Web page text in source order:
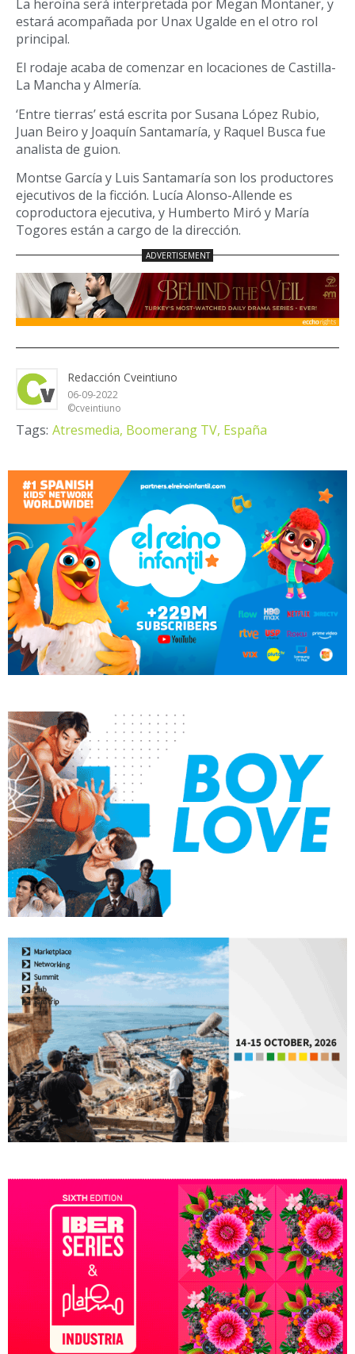
La heroína será interpretada por Megan Montaner, y
estará acompañada por Unax Ugalde en el otro rol
principal.
El rodaje acaba de comenzar en locaciones de Castilla-
La Mancha y Almería.
‘Entre tierras’ está escrita por Susana López Rubio,
Juan Beiro y Joaquín Santamaría, y Raquel Busca fue
analista de guion.
Montse García y Luis Santamaría son los productores
ejecutivos de la ficción. Lucía Alonso-Allende es
coproductora ejecutiva, y Humberto Miró y María
Togores están a cargo de la dirección.
Redacción Cveintiuno
06-09-2022
©cveintiuno
Tags: Atresmedia, Boomerang TV, España